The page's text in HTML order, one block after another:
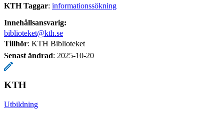
KTH Taggar: informationssökning
Innehållsansvarig:
biblioteket@kth.se
Tillhör: KTH Biblioteket
Senast ändrad: 2025-10-20
KTH
Utbildning